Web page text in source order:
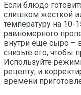
Если блюдо
слишком жесткой
температуру на 10-
равномерного
внутри еще сыро –
снизьте его, чтобы
Используйте
рецепту, и
времени